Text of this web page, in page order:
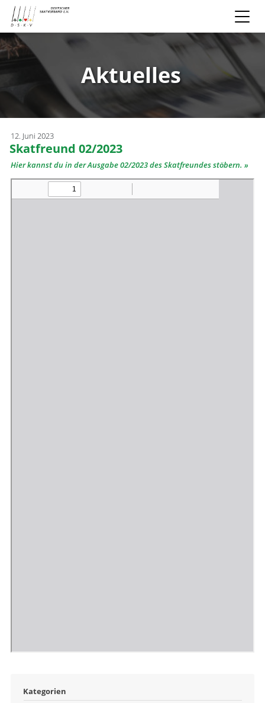
Aktuelles
12. Juni 2023
Skatfreund 02/2023
Hier kannst du in der Ausgabe 02/2023 des Skatfreundes stöbern.
Kategorien